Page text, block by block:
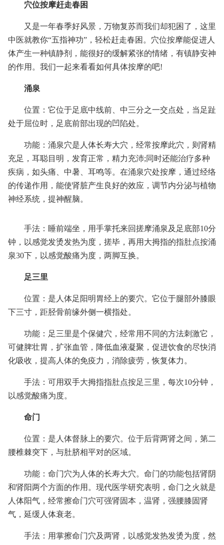
穴位按摩赶走春困
又是一年春季好风景，万物复苏而我们却犯困了，这里
中医就教你“五指神功”，轻松赶走春困。穴位按摩能促进人
体产生一种镇静剂，能很好的缓解紧张的情绪，有镇静安神
的作用。我们一起来看看如何具体按摩的吧!
涌泉
位置：它位于足底中线前、中三分之一交点处，当足趾
处于屈位时，足底前部出现的凹陷处。
功能：涌泉穴是人体长寿大穴，经常按摩此穴，则肾精
充足，耳聪目明，发育正常，精力充沛;同时还能治疗多种
疾病，如头痛、中暑、耳鸣等。在涌泉穴处按摩，通过经络
的传递作用，能使肾脏产生良好的效应，调节内分泌与植物
神经系统，提神醒脑。
手法：睡前端坐，用手掌托来回搓摩涌泉及足底部10分
钟，以感觉发烫发热为度，搓毕，再用大拇指的指肚点按涌
泉30下，以感觉酸痛为度，两脚互换。
足三里
位置：是人体足阳明胃经上的要穴。它位于腿部外膝眼
下三寸，距胫骨前缘外侧一横指处。
功能：足三里是个保健穴，经常用不同的方法刺激它，
可健脾壮胃，扩张血管，降低血液凝聚，促进饮食的尽快消
化吸收，提高人体的免疫力，消除疲劳，恢复体力。
手法：可用双手大拇指指肚点按足三里，每次10分钟，
以感觉酸痛为度。
命门
位置：是人体督脉上的要穴。位于后背两肾之间，第二
腰椎棘突下，与肚脐相平对的区域。
功能：命门穴为人体的长寿大穴。命门的功能包括肾阴
和肾阳两个方面的作用。现代医学研究表明，命门之火就是
人体阳气，经常擦命门穴可强肾固本，温肾，强腰膝固肾
气，延缓人体衰老。
手法：用掌擦命门穴及两肾，以感觉发热发烫为度，然